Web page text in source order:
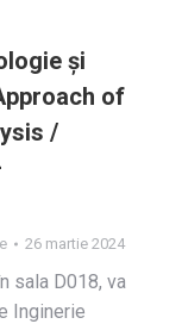
și
of
/
26 martie 2024
sala D018, va
Inginerie